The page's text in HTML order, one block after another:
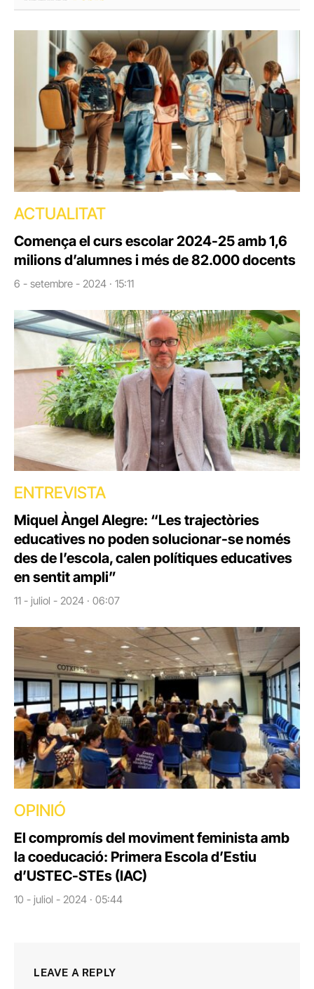
ACTUALITAT
Comença el curs escolar 2024-25 amb 1,6
milions d’alumnes i més de 82.000 docents
6 - setembre - 2024 · 15:11
ENTREVISTA
Miquel Àngel Alegre: “Les trajectòries
educatives no poden solucionar-se només
des de l’escola, calen polítiques educatives
en sentit ampli”
11 - juliol - 2024 · 06:07
OPINIÓ
El compromís del moviment feminista amb
la coeducació: Primera Escola d’Estiu
d’USTEC-STEs (IAC)
10 - juliol - 2024 · 05:44
LEAVE A REPLY